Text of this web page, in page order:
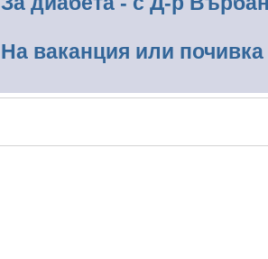
На ваканция или почивка